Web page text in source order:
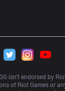
isn’t endorsed by
of Riot Games or